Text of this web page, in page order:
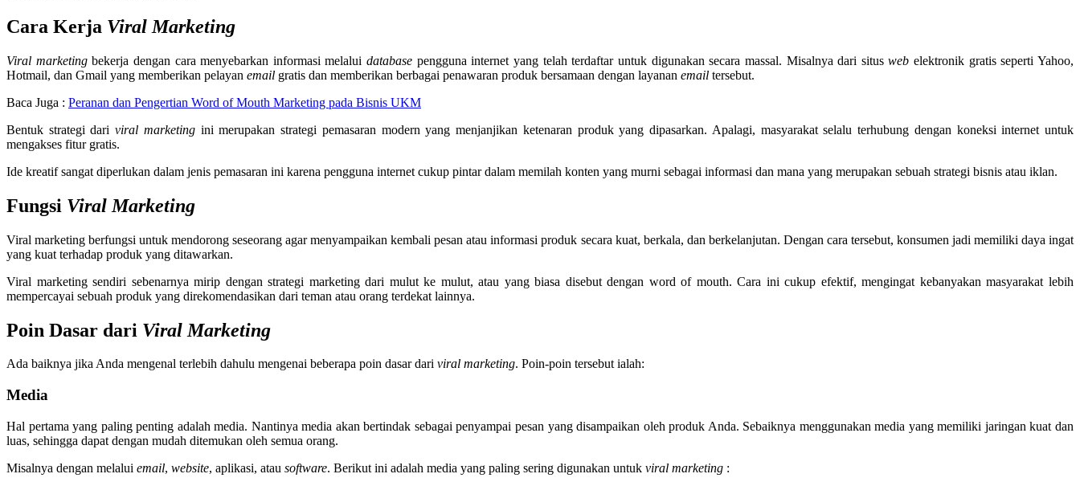
Cara Kerja Viral Marketing
Viral marketingbekerja dengan cara menyebarkan informasi melaluidatabase pengguna internet yang telah terdaftar untuk digunakan secara massal. Misalnya dari situsweb elektronik gratis seperti Yahoo,
Hotmail, dan Gmail yang memberikan pelayan email gratis dan memberikan berbagai penawaran produk bersamaan dengan layanan email tersebut.
Baca Juga : Peranan dan Pengertian Word of Mouth Marketing pada Bisnis UKM
Bentuk strategi dariviral marketingini merupakan strategi pemasaran modern yang menjanjikan ketenaran produk yang dipasarkan. Apalagi, masyarakat selalu terhubung dengan koneksi internet untuk
mengakses fitur gratis.
Ide kreatif sangat diperlukan dalam jenis pemasaran ini karena pengguna internet cukup pintar dalam memilah konten yang murni sebagai informasi dan mana yang merupakan sebuah strategi bisnis atau iklan.
Fungsi Viral Marketing
Viral marketing berfungsi untuk mendorong seseorang agar menyampaikan kembali pesan atau informasi produk secara kuat, berkala, dan berkelanjutan. Dengan cara tersebut, konsumen jadi memiliki daya ingat
yang kuat terhadap produk yang ditawarkan.
Viral marketing sendiri sebenarnya mirip dengan strategi marketing dari mulut ke mulut, atau yang biasa disebut dengan word of mouth. Cara ini cukup efektif, mengingat kebanyakan masyarakat lebih
mempercayai sebuah produk yang direkomendasikan dari teman atau orang terdekat lainnya.
Poin Dasar dari Viral Marketing
Ada baiknya jika Anda mengenal terlebih dahulu mengenai beberapa poin dasar dari viral marketing. Poin-poin tersebut ialah:
Media
Hal pertama yang paling penting adalah media. Nantinya media akan bertindak sebagai penyampai pesan yang disampaikan oleh produk Anda. Sebaiknya menggunakan media yang memiliki jaringan kuat dan
luas, sehingga dapat dengan mudah ditemukan oleh semua orang.
Misalnya dengan melalui email, website, aplikasi, atau software. Berikut ini adalah media yang paling sering digunakan untuk viral marketing :